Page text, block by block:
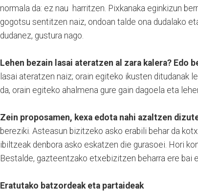
normala da: ez nau harritzen. Pixkanaka eginkizun
gogotsu sentitzen naiz, ondoan talde ona dudalako
dudanez, gustura nago.
Lehen bezain lasai ateratzen al zara kalera? Edo
lasai ateratzen naiz; orain egiteko ikusten ditudanak
da, orain egiteko ahalmena gure gain dagoela eta
Zein proposamen, kexa edota nahi azaltzen
bereziki. Asteasun bizitzeko asko erabili behar da
ibiltzeak denbora asko eskatzen die gurasoei. Hori
Bestalde, gazteentzako etxebizitzen beharra ere bai
Eratutako batzordeak eta partaideak